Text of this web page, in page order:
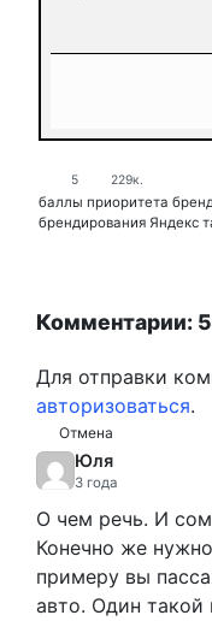
5 229к.
баллы приоритета
брендирования Яндекс
Комментарии: 5
Отмена
Для отправки
авторизоваться.
Юля
3 года
О чем речь. И
Конечно же
примеру вы
авто. Один такой